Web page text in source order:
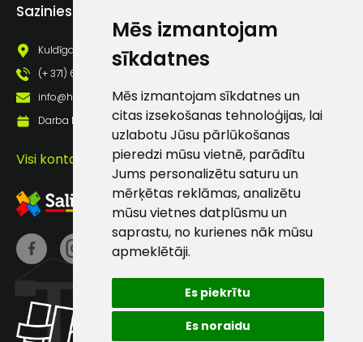
Mēs izmantojam
sīkdatnes
Mēs izmantojam sīkdatnes un
citas izsekošanas tehnoloģijas, lai
uzlabotu Jūsu pārlūkošanas
pieredzi mūsu vietnē, parādītu
Jums personalizētu saturu un
mērķētas reklāmas, analizētu
mūsu vietnes datplūsmu un
saprastu, no kurienes nāk mūsu
apmeklētāji.
Es piekrītu
Es noraidu
Sazinies ar mums
Kuldīgas iela 69a, Saldus, Saldus nov., LV - 3801
(+ 371) 63 881 186
info@hards.lv
Darba laiks: Darbadienās: 8:00 - 17:00
Visi kontakti
Sūtīt ziņojumu
Klientu
atbalsts
Darbdienās:
8:00 – 17:00
info@hards.lv